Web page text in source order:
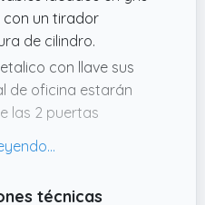
un tirador
de cilindro.
con llave sus
de oficina estarán
las 2 puertas
los niños. Además,
técnicas